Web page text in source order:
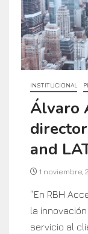
INSTITUCIONAL
Álvaro
and
1 noviembre,
“En RBH
la
servicio al